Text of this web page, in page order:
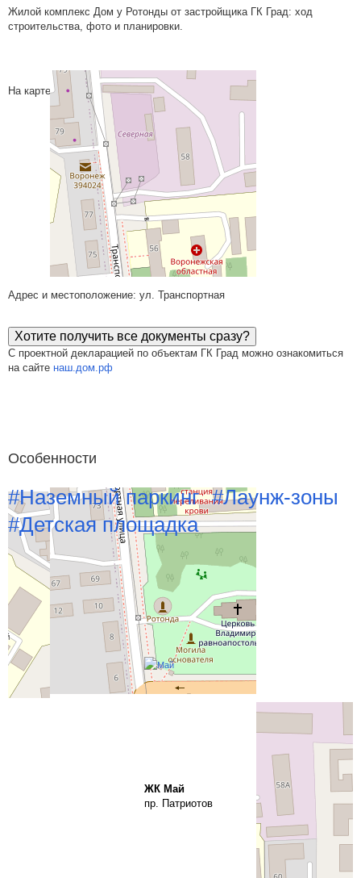
Жилой комплекс Дом у Ротонды от застройщика ГК Град: ход
строительства, фото и планировки.
На карте
Адрес и местоположение: ул. Транспортная
Хотите получить все документы сразу?
С проектной декларацией по объектам ГК Град можно ознакомиться
на сайте наш.дом.рф
Особенности
#Наземный паркинг #Лаунж-зоны
#Детская площадка
Похожие новостройки рядом
Все жилые комплексы Воронежа
ЖК Май
пр. Патриотов